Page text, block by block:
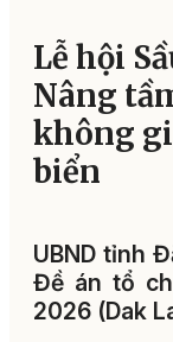
Lễ hội
Nâng
không
biển
UBND tỉnh
Đề án tổ
2026 (Dak